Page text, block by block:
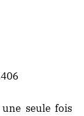
seule fois